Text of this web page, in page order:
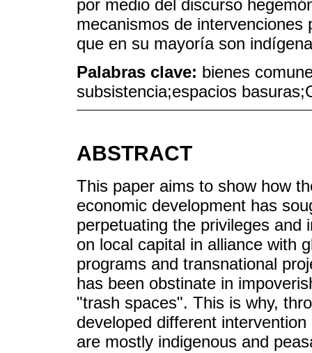
por medio del discurso
mecanismos de
que en su mayoría son
Palabras clave: bienes
subsistencia;espacios
ABSTRACT
This paper aims to show how
economic development has
perpetuating the privileges and
on local capital in alliance with
programs and transnational
has been obstinate in
"trash spaces". This is why,
developed different
are mostly indigenous and